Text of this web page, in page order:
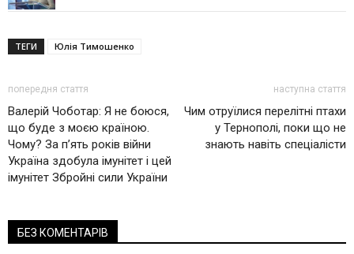
ТЕГИ Юлія Тимошенко
попередня стаття
Валерій Чоботар: Я не боюся,
що буде з моєю країною.
Чому? За п’ять років війни
Україна здобула імунітет і цей
імунітет Збройні сили України
наступна стаття
Чим отруїлися перелітні птахи
у Тернополі, поки що не
знають навіть спеціалісти
БЕЗ КОМЕНТАРІВ